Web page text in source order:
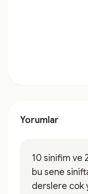
Yorumlar
10 sinifim ve
bu sene
derslere cok